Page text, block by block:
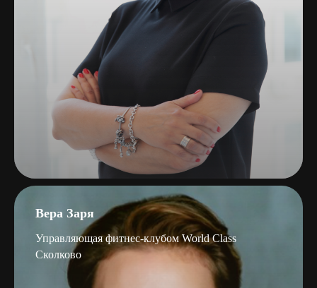
Вера Заря
Управляющая фитнес-клубом World Class
Сколково